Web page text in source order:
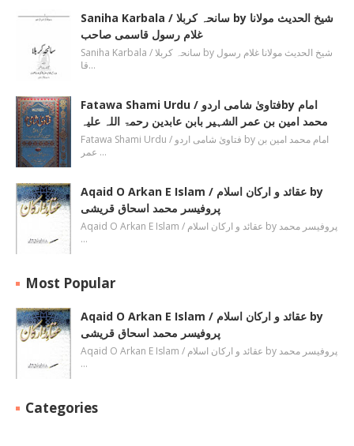
Saniha Karbala / سانحہ کربلا by شیخ الحدیث مولانا
غلام رسول قاسمی صاحب
Saniha Karbala / سانحہ کربلا by شیخ الحدیث مولانا غلام رسول
قا…
Fatawa Shami Urdu / فتاویٰ شامی اردوby امام
محمد امین بن عمر الشہیر بابن عابدین رحمۃ اللہ علیہ
Fatawa Shami Urdu / فتاویٰ شامی اردو by امام محمد امین بن
عمر …
Aqaid O Arkan E Islam / عقائد و ارکان اسلام by
پروفیسر محمد اسحاق قریشی
Aqaid O Arkan E Islam / عقائد و ارکان اسلام by پروفیسر محمد
…
Most Popular
Aqaid O Arkan E Islam / عقائد و ارکان اسلام by
پروفیسر محمد اسحاق قریشی
Aqaid O Arkan E Islam / عقائد و ارکان اسلام by پروفیسر محمد
…
Categories